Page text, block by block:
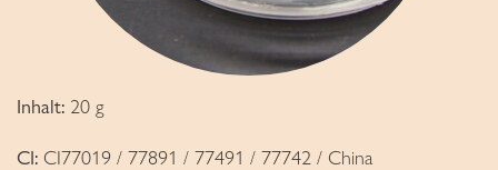
Inhalt: 20 g
CI: CI77019 / 77891 / 77491 / 77742 / China